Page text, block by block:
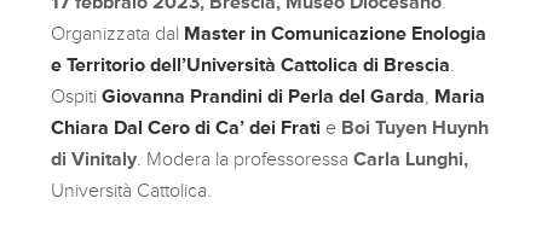
Organizzata dal Master in Comunicazione Enologia
e Territorio dell’Università Cattolica di Brescia
OspitiGiovanna Prandini di Perla del Garda Maria
Chiara Dal Cero di Ca’ dei Frati e Boi Tuyen Huynh
di Vinitaly . Modera la professoressaCarla Lunghi,
Università Cattolica.